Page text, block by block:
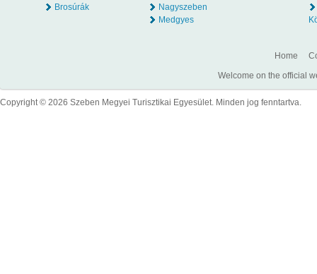
Brosúrák
Nagyszeben
Medgyes
Home
Welcome on the official
Copyright © 2026 Szeben Megyei Turisztikai Egyesület. Minden jog fenntartva.